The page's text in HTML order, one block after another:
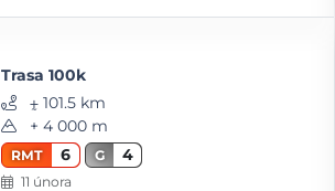
Trasa 100k
⨦ 101.5 km
+ 4 000 m
RMT 6 G 4
11 února